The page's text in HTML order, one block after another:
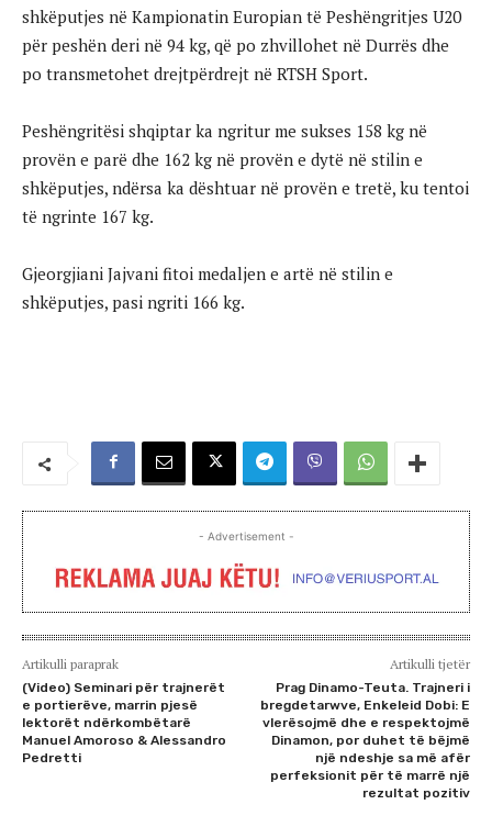
shkëputjes në Kampionatin Europian të Peshëngritjes U20
për peshën deri në 94 kg, që po zhvillohet në Durrës dhe
po transmetohet drejtpërdrejt në RTSH Sport.
Peshëngritësi shqiptar ka ngritur me sukses 158 kg në
provën e parë dhe 162 kg në provën e dytë në stilin e
shkëputjes, ndërsa ka dështuar në provën e tretë, ku tentoi
të ngrinte 167 kg.
Gjeorgjiani Jajvani fitoi medaljen e artë në stilin e
shkëputjes, pasi ngriti 166 kg.
- Advertisement -
Artikulli paraprak
(Video) Seminari për trajnerët
e portierëve, marrin pjesë
lektorët ndërkombëtarë
Manuel Amoroso & Alessandro
Pedretti
Artikulli tjetër
Prag Dinamo-Teuta. Trajneri i
bregdetarwve, Enkeleid Dobi: E
vlerësojmë dhe e respektojmë
Dinamon, por duhet të bëjmë
një ndeshje sa më afër
perfeksionit për të marrë një
rezultat pozitiv